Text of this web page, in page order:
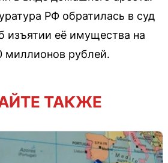
РФ обратилась в суд
изъятии её имущества на
рублей.
ТАКЖЕ